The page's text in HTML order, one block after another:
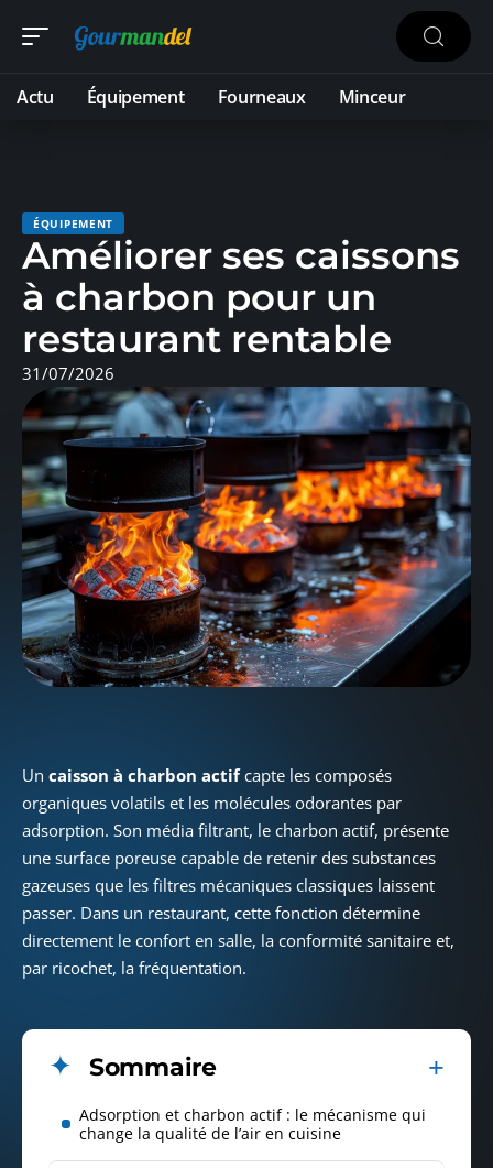
Actu Équipement Fourneaux Minceur
ÉQUIPEMENT
Améliorer ses caissons
à charbon pour un
restaurant rentable
31/07/2026
Un caisson à charbon actifcapte les composés
organiques volatils et les molécules odorantes par
adsorption. Son média filtrant, le charbon actif, présente
une surface poreuse capable de retenir des substances
gazeuses que les filtres mécaniques classiques laissent
passer. Dans un restaurant, cette fonction détermine
directement le confort en salle, la conformité sanitaire et,
par ricochet, la fréquentation.
Sommaire
Adsorption et charbon actif : le mécanisme qui
change la qualité de l’air en cuisine